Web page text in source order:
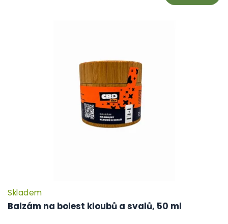
Balzám na bolest kloubů a svalů, 50 ml
Skladem